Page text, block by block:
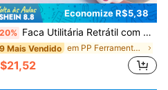
Economize R$5,38
Faca Utilitária Retrátil com Pata de Gato Fofa, Mini Cortador de Caixa Portátil de Desenho Animado, Perfeito para Abrir Pacotes, Cortar Cartas, Artesanato DIY - Faca de Papel Estilo Kawaii Bonita com Orifício para Cordão, Adequada para Escritório, Casa e Escola, Pequena Ferramenta, Ótimo Presente para Família e Amigos
Mais Vendido em PP Ferramentas manuais